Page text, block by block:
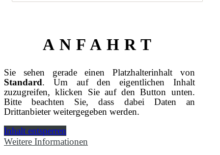
ANFAHRT
Sie sehen gerade einen Platzhalterinhalt von
Standard. Um auf den eigentlichen Inhalt
zuzugreifen, klicken Sie auf den Button unten.
Bitte beachten Sie, dass dabei Daten an
Drittanbieter weitergegeben werden.
Inhalt entsperren
Weitere Informationen